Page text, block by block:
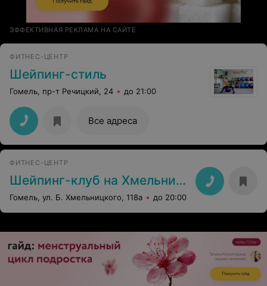
ЭФФЕКТИВНАЯ РЕКЛАМА НА САЙТЕ
ФИТНЕС-ЦЕНТР
Шейпинг-стиль
Гомель, пр-т Речицкий, 24 до 21:00
Все адреса
ФИТНЕС-ЦЕНТР
Шейпинг-клуб на Хмельницкого
Гомель, ул. Б. Хмельницкого, 118а до 20:00